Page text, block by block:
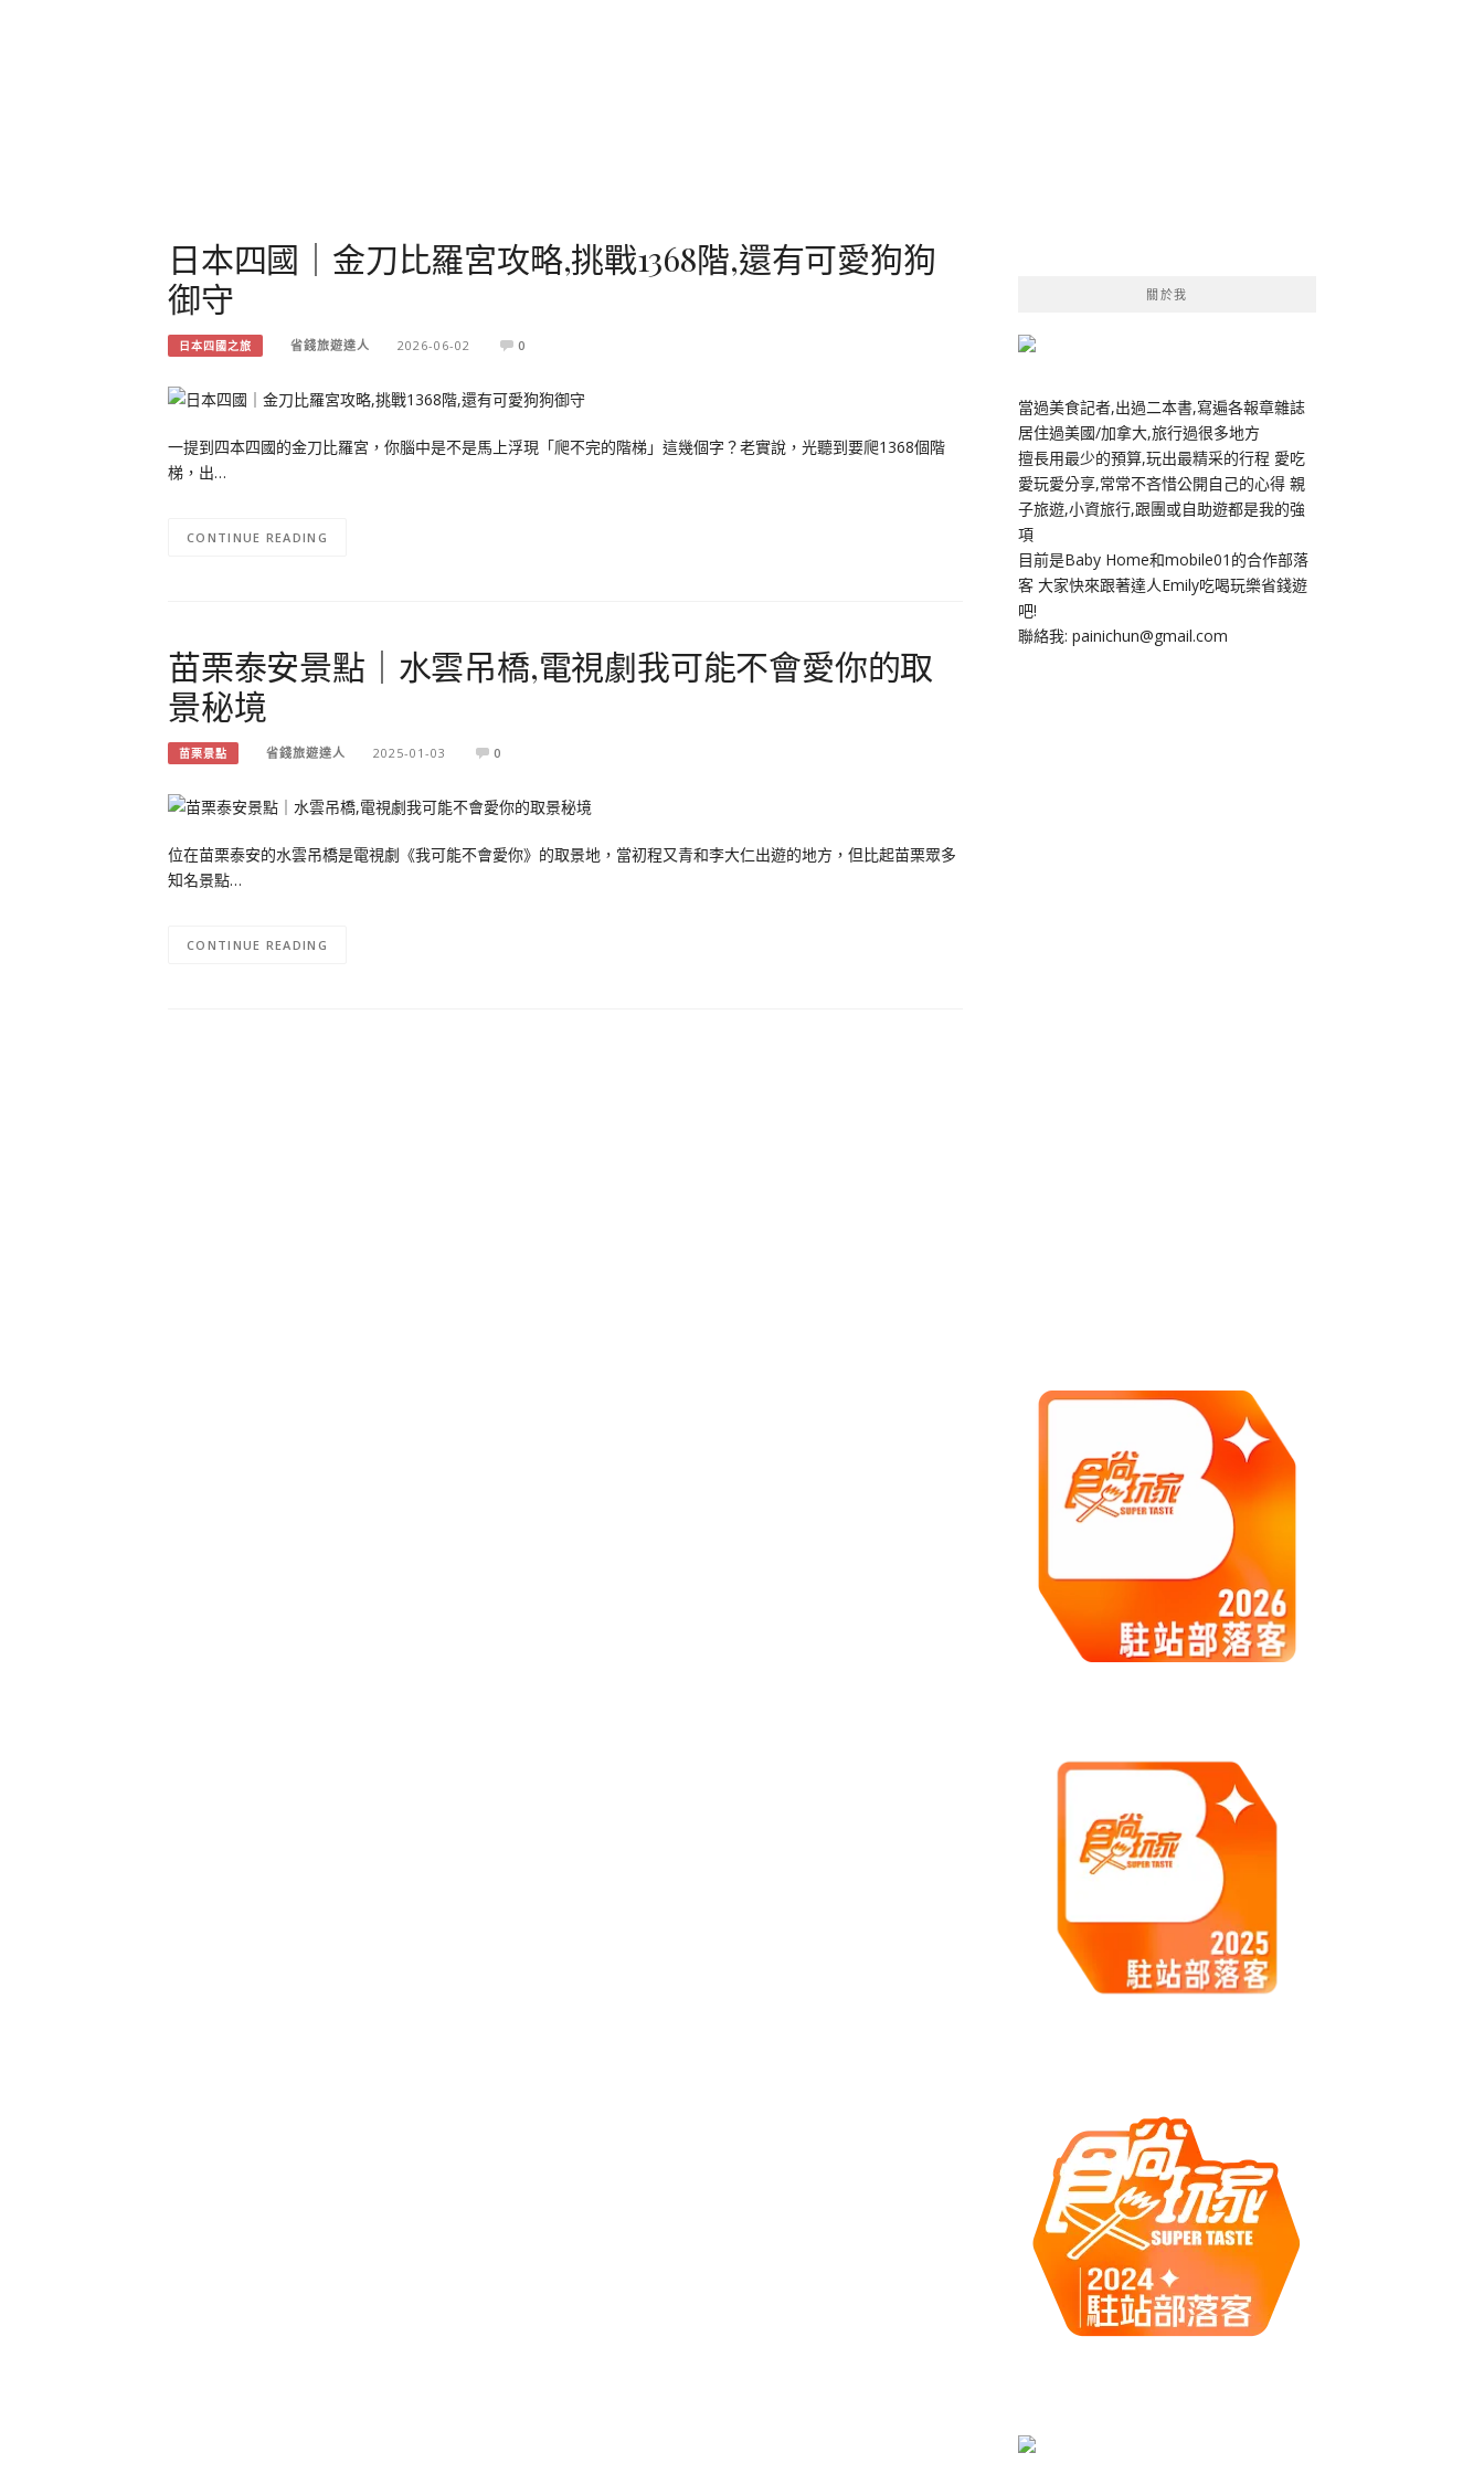
日本四國｜金刀比羅宮攻略,挑戰1368階,還有可愛狗狗
御守
日本四國之旅 省錢旅遊達人 2026-06-02 0
一提到四本四國的金刀比羅宮，你腦中是不是馬上浮現「爬不完的階梯」這幾個字？老實說，光聽到要爬1368個階
梯，出…
CONTINUE READING
苗栗泰安景點｜水雲吊橋,電視劇我可能不會愛你的取
景秘境
苗栗景點 省錢旅遊達人 2025-01-03 0
位在苗栗泰安的水雲吊橋是電視劇《我可能不會愛你》的取景地，當初程又青和李大仁出遊的地方，但比起苗栗眾多
知名景點…
CONTINUE READING
關於我
當過美食記者,出過二本書,寫遍各報章雜誌
居住過美國/加拿大,旅行過很多地方
擅長用最少的預算,玩出最精采的行程 愛吃
愛玩愛分享,常常不吝惜公開自己的心得 親
子旅遊,小資旅行,跟團或自助遊都是我的強
項
目前是Baby Home和mobile01的合作部落
客 大家快來跟著達人Emily吃喝玩樂省錢遊
吧!
聯絡我: painichun@gmail.com